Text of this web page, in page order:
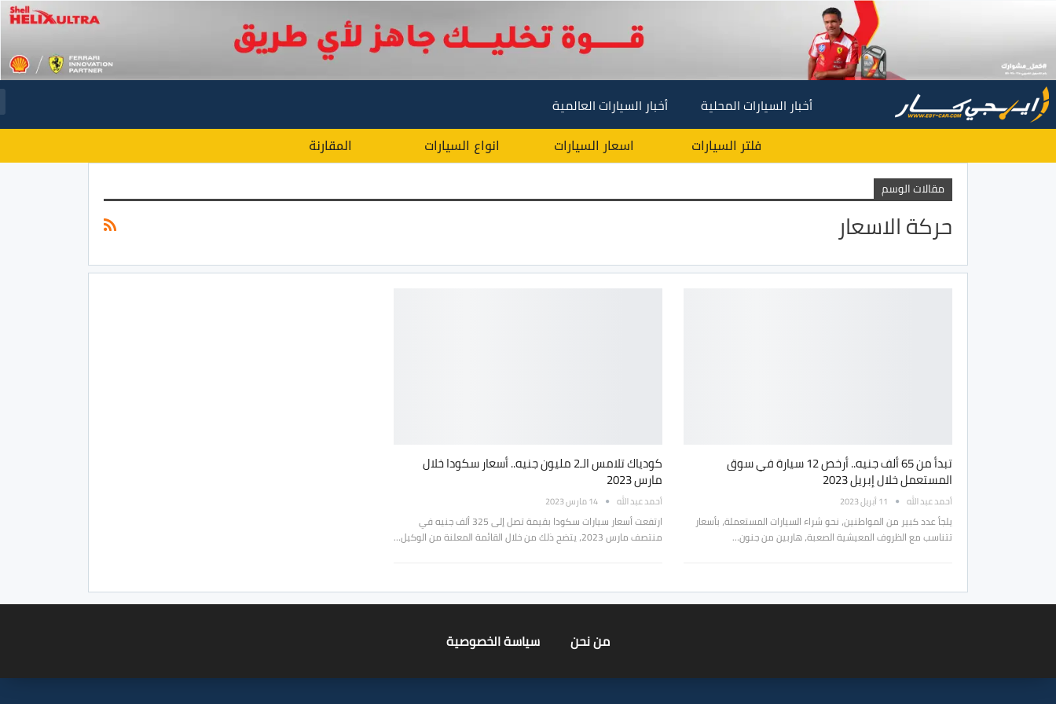
أخبار السيارات المحلية أخبار السيارات العالمية
فلتر السيارات اسعار السيارات انواع السيارات المقارنة
مقالات الوسم
حركة الاسعار
تبدأ من 65 ألف جنيه.. أرخص 12 سيارة في سوق
المستعمل خلال إبريل 2023
أحمد عبد الله 11 أبريل 2023
يلجأ عدد كبير من المواطنين، نحو شراء السيارات المستعملة، بأسعار
تتناسب مع الظروف المعيشية الصعبة، هاربين من جنون…
كودياك تلامس الـ2 مليون جنيه.. أسعار سكودا خلال
مارس 2023
أحمد عبد الله 14 مارس 2023
ارتفعت أسعار سيارات سكودا بقيمة تصل إلى 325 ألف جنيه في
منتصف مارس 2023، يتضح ذلك من خلال القائمة المعلنة من الوكيل…
من نحن سياسة الخصوصية